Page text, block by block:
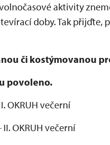
aktivity
doby. Tak přijďte,
či kostýmovanou
povoleno.
OKRUH večerní
II. OKRUH večerní